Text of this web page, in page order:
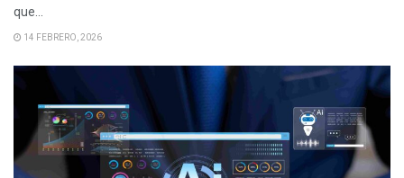
que...
14 FEBRERO, 2026